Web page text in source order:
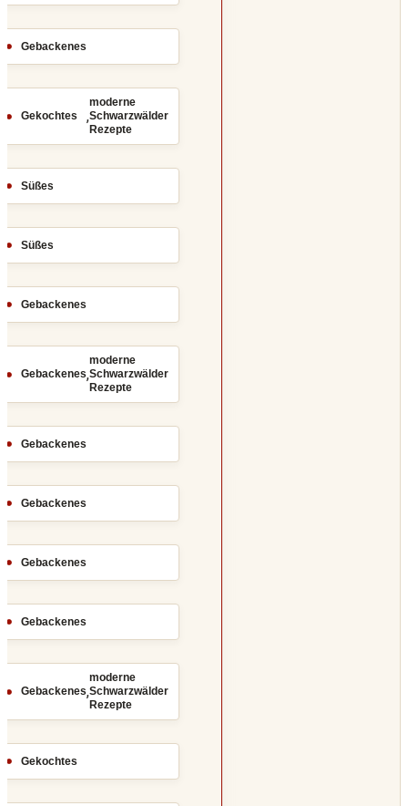
Gebackenes
Gekochtes ,
moderne
Schwarzwälder
Rezepte
Süßes
Süßes
Gebackenes
Gebackenes,
moderne
Schwarzwälder
Rezepte
Gebackenes
Gebackenes
Gebackenes
Gebackenes
Gebackenes,
moderne
Schwarzwälder
Rezepte
Gekochtes